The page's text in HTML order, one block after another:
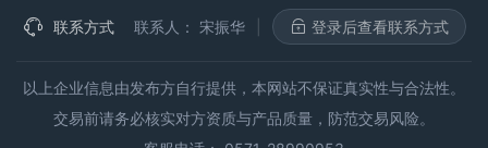
联系方式 联系人： 宋振华 登录后查看联系方式
以上企业信息由发布方自行提供，本网站不保证真实性与合法性。
交易前请务必核实对方资质与产品质量，防范交易风险。